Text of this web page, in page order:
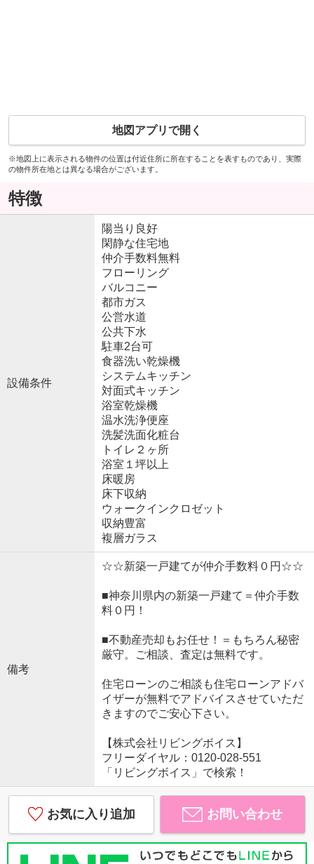
地図アプリで開く
※地図上に表示される物件の位置は付近住所に所在することを表すものであり、実際
の物件所在地とは異なる場合がございます。
特徴
設備条件
陽当り良好
閑静な住宅地
仲介手数料無料
フローリング
バルコニー
都市ガス
公営水道
公共下水
駐車2台可
食器洗い乾燥機
システムキッチン
対面式キッチン
浴室乾燥機
温水洗浄便座
洗髪洗面化粧台
トイレ２ヶ所
浴室１坪以上
床暖房
床下収納
ウォークインクロゼット
収納豊富
複層ガラス
備考
☆☆新築一戸建てが仲介手数料０円☆☆
■神奈川県内の新築一戸建て＝仲介手数
料０円！
■不動産売却もお任せ！＝もちろん秘密
厳守。ご相談、査定は無料です。
住宅ローンのご相談も住宅ローンアドバ
イザーが無料でアドバイスさせていただ
きますのでご安心下さい。
【株式会社リビングボイス】
フリーダイヤル：0120-028-551
「リビングボイス」で検索！
お気に入り追加 お問い合わせ